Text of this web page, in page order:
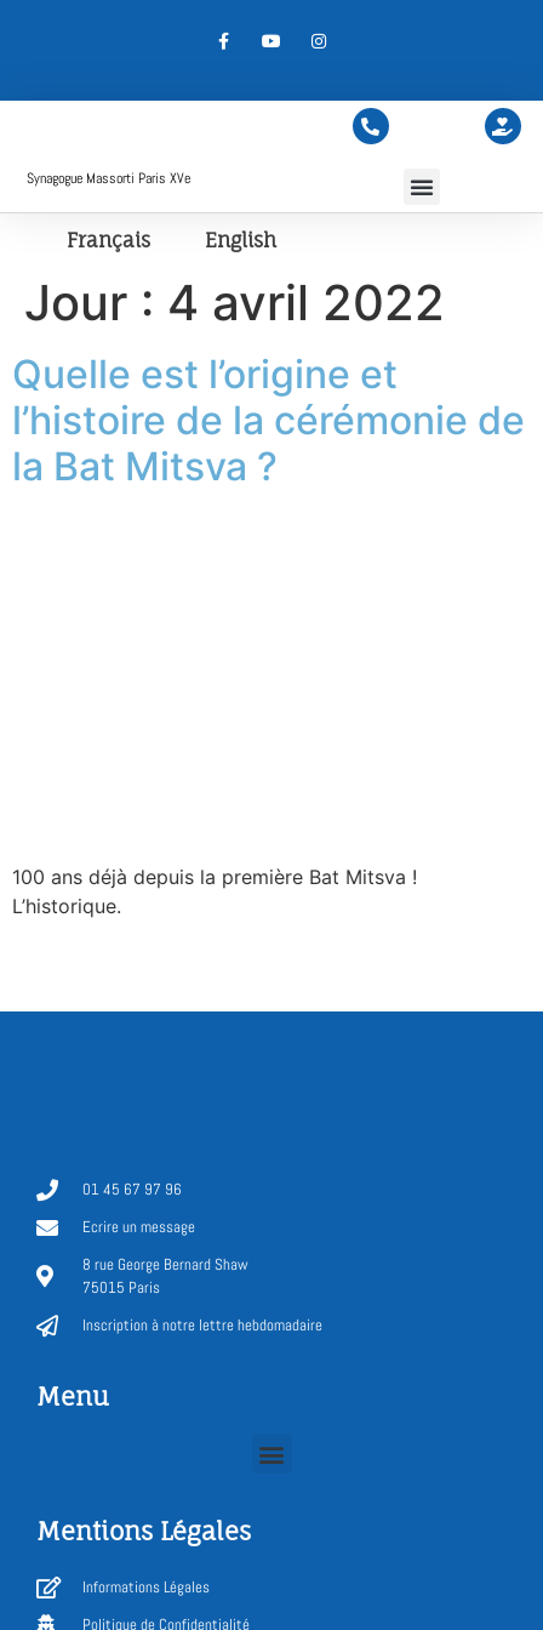
Synagogue Massorti Paris XVe
Français English
Jour : 4 avril 2022
Quelle est l’origine et
l’histoire de la cérémonie de
la Bat Mitsva ?
100 ans déjà depuis la première Bat Mitsva !
L’historique.
01 45 67 97 96
Ecrire un message
8 rue George Bernard Shaw
75015 Paris
Inscription à notre lettre hebdomadaire
Menu
Mentions Légales
Informations Légales
Politique de Confidentialité